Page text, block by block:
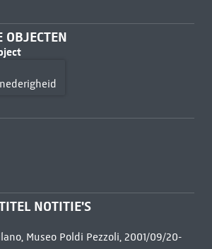
OBJECTEN
NOTITIE'S
Museo Poldi Pezzoli, 2001/09/20-